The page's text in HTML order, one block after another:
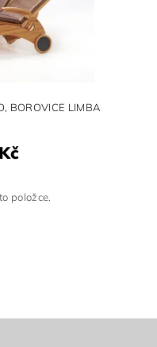
BOROVICE LIMBA
položce.